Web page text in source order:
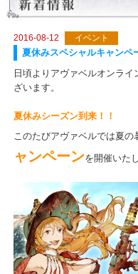
2016-08-12 イベント
夏休みスペシャルキャン
日頃よりアヴァベルオンラ
夏休みシーズン到来！！
このたびアヴァベルでは夏
ャンペーンを開催い